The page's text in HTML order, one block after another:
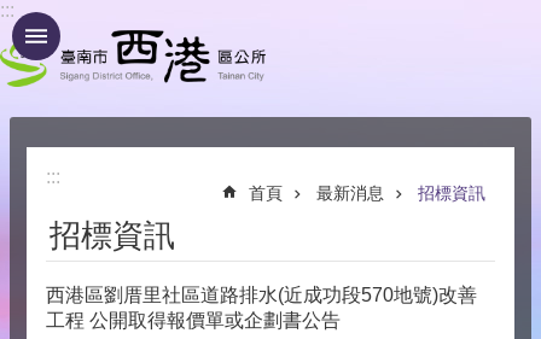
跳到主要內容區塊
:::
:::
首頁 最新消息 招標資訊
招標資訊
西港區劉厝里社區道路排水(近成功段570地號)改善
工程 公開取得報價單或企劃書公告